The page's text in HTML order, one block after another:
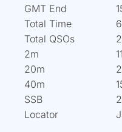
GMT End
Total Time
Total QSOs
2m
20m
40m
SSB
Locator